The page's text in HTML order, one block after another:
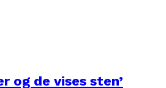
og de vises sten’